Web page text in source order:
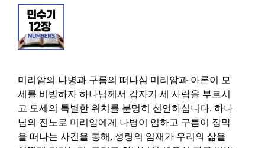
미리암의 나병과 구름의 떠나심 미리암과 아론이 모
세를 비방하자 하나님께서 갑자기 세 사람을 부르시
고 모세의 특별한 위치를 분명히 선언하십니다. 하나
님의 진노로 미리암에게 나병이 임하고 구름이 장막
을 떠나는 사건을 통해, 성령의 임재가 우리의 삶을